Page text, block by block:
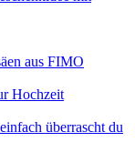
aus FIMO
Hochzeit
überrascht du